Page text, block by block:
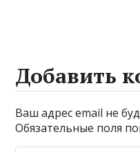
Добавить
Ваш адрес email не
Обязательные поля